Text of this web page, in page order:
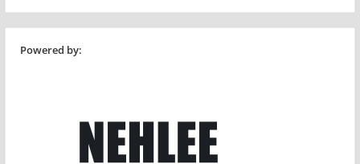
Powered by: